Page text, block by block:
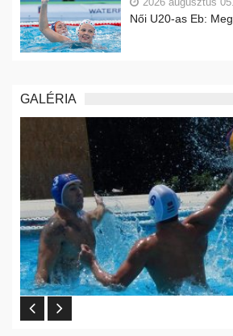
Női U20-as Eb:
GALÉRIA